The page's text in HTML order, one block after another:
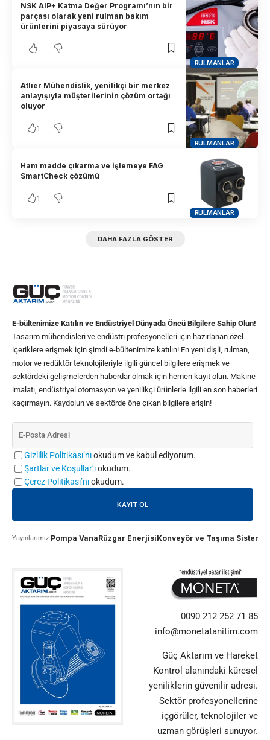
RULMANLAR
NSK AIP+ Katma Değer Programı’nın bir
parçası olarak yeni rulman bakım
ürünlerini piyasaya sürüyor
RULMANLAR
Atlıer Mühendislik, yenilikçi bir merkez
anlayışıyla müşterilerinin çözüm ortağı
oluyor
1
RULMANLAR
Ham madde çıkarma ve işlemeye FAG
SmartCheck çözümü
1
DAHA FAZLA GÖSTER
E-bültenimize Katılın ve Endüstriyel Dünyada Öncü Bilgilere Sahip Olun!
Tasarım mühendisleri ve endüstri profesyonelleri için hazırlanan özel
içeriklere erişmek için şimdi e-bültenimize katılın! En yeni dişli, rulman,
motor ve redüktör teknolojileriyle ilgili güncel bilgilere erişmek ve
sektördeki gelişmelerden haberdar olmak için hemen kayıt olun. Makine
imalatı, endüstriyel otomasyon ve yenilikçi ürünlerle ilgili en son haberleri
kaçırmayın. Kaydolun ve sektörde öne çıkan bilgilere erişin!
Gizlilik Politikası’nıokudum ve kabul ediyorum.
Şartlar ve Koşullar’ıokudum.
Çerez Politikası’nıokudum.
Yayınlarımız:Pompa VanaRüzgar EnerjisiKonveyör ve Taşıma
0090 212 252 71 85
info@monetatanitim.com
Güç Aktarım ve Hareket
Kontrol alanındaki küresel
yeniliklerin güvenilir adresi.
Sektör profesyonellerine
içgörüler, teknolojiler ve
uzman görüşleri sunuyor.